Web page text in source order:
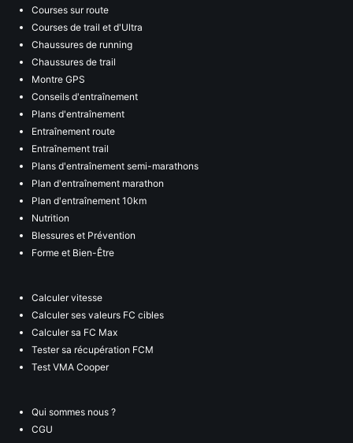
Courses sur route
Courses de trail et d'Ultra
Chaussures de running
Chaussures de trail
Montre GPS
Conseils d'entraînement
Plans d'entraînement
Entraînement route
Entraînement trail
Plans d'entraînement semi-marathons
Plan d'entraînement marathon
Plan d'entraînement 10km
Nutrition
Blessures et Prévention
Forme et Bien-Être
Calculer vitesse
Calculer ses valeurs FC cibles
Calculer sa FC Max
Tester sa récupération FCM
Test VMA Cooper
Qui sommes nous ?
CGU